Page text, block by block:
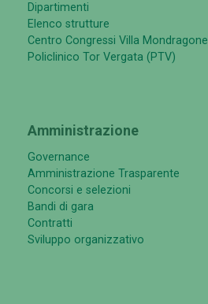
Dipartimenti
Elenco strutture
Centro Congressi Villa Mondragone
Policlinico Tor Vergata (PTV)
Amministrazione
Governance
Amministrazione Trasparente
Concorsi e selezioni
Bandi di gara
Contratti
Sviluppo organizzativo